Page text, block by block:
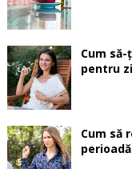
Cum
pentru
Cum să